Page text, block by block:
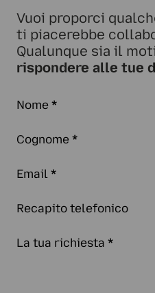
Vuoi proporci
ti piacerebbe
Qualunque sia il
rispondere alle tue
Nome *
Cognome *
Email *
Recapito telefonico
La tua richiesta *